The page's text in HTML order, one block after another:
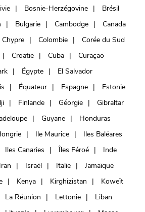
Bosnie-Herzégovine
Brésil
Bulgarie Cambodge
Canada
Chypre Colombie
Corée du Sud
Croatie Cuba
Curaçao
Égypte
El Salvador
Équateur Espagne
Estonie
Finlande Géorgie
Gibraltar
Guyane
Honduras
Ile Maurice
Iles Baléares
Iles Canaries Îles Féroé
Inde
Iran Israël Italie
Jamaïque
Kenya Kirghizistan
Koweït
La Réunion Lettonie
Liban